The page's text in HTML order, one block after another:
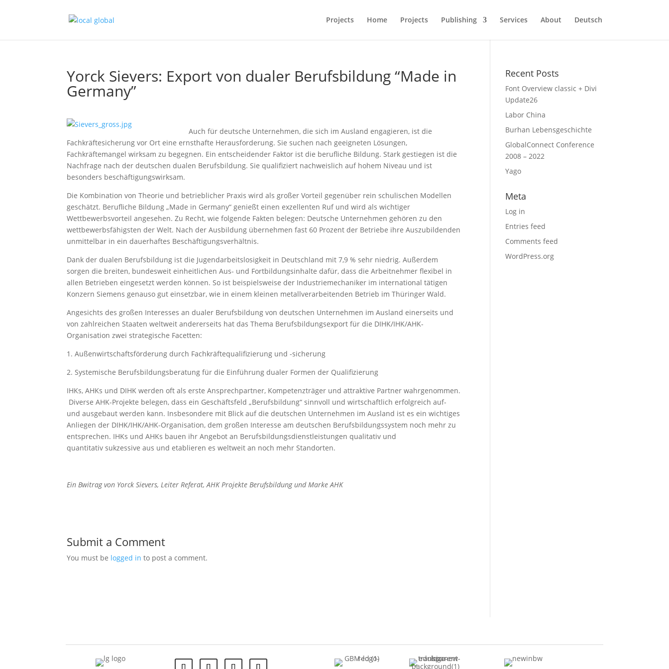
Projects Home Projects Publishing Services About Deutsch
Yorck Sievers: Export von dualer Berufsbildung “Made in
Germany”
Auch für deutsche Unternehmen, die sich im Ausland engagieren, ist die
Fachkräftesicherung vor Ort eine ernsthafte Herausforderung. Sie suchen nach geeigneten Lösungen,
Fachkräftemangel wirksam zu begegnen. Ein entscheidender Faktor ist die berufliche Bildung. Stark gestiegen ist die
Nachfrage nach der deutschen dualen Berufsbildung. Sie qualifiziert nachweislich auf hohem Niveau und ist
besonders beschäftigungswirksam.
Die Kombination von Theorie und betrieblicher Praxis wird als großer Vorteil gegenüber rein schulischen Modellen
geschätzt. Berufliche Bildung „Made in Germany“ genießt einen exzellenten Ruf und wird als wichtiger
Wettbewerbsvorteil angesehen. Zu Recht, wie folgende Fakten belegen: Deutsche Unternehmen gehören zu den
wettbewerbsfähigsten der Welt. Nach der Ausbildung übernehmen fast 60 Prozent der Betriebe ihre Auszubildenden
unmittelbar in ein dauerhaftes Beschäftigungsverhältnis.
Dank der dualen Berufsbildung ist die Jugendarbeitslosigkeit in Deutschland mit 7,9 % sehr niedrig. Außerdem
sorgen die breiten, bundesweit einheitlichen Aus- und Fortbildungsinhalte dafür, dass die Arbeitnehmer flexibel in
allen Betrieben eingesetzt werden können. So ist beispielsweise der Industriemechaniker im international tätigen
Konzern Siemens genauso gut einsetzbar, wie in einem kleinen metallverarbeitenden Betrieb im Thüringer Wald.
Angesichts des großen Interesses an dualer Berufsbildung von deutschen Unternehmen im Ausland einerseits und
von zahlreichen Staaten weltweit andererseits hat das Thema Berufsbildungsexport für die DIHK/IHK/AHK-
Organisation zwei strategische Facetten:
1. Außenwirtschaftsförderung durch Fachkräftequalifizierung und -sicherung
2. Systemische Berufsbildungsberatung für die Einführung dualer Formen der Qualifizierung
IHKs, AHKs und DIHK werden oft als erste Ansprechpartner, Kompetenzträger und attraktive Partner wahrgenommen.
Diverse AHK-Projekte belegen, dass ein Geschäftsfeld „Berufsbildung“ sinnvoll und wirtschaftlich erfolgreich auf-
und ausgebaut werden kann. Insbesondere mit Blick auf die deutschen Unternehmen im Ausland ist es ein wichtiges
Anliegen der DIHK/IHK/AHK-Organisation, dem großen Interesse am deutschen Berufsbildungssystem noch mehr zu
entsprechen. IHKs und AHKs bauen ihr Angebot an Berufsbildungsdienstleistungen qualitativ und
quantitativ sukzessive aus und etablieren es weltweit an noch mehr Standorten.
Ein Bwitrag von Yorck Sievers, Leiter Referat, AHK Projekte Berufsbildung und Marke AHK
Submit a Comment
You must be logged in to post a comment.
Recent Posts
Font Overview classic + Divi
Update26
Labor China
Burhan Lebensgeschichte
GlobalConnect Conference
2008 – 2022
Yago
Meta
Log in
Entries feed
Comments feed
WordPress.org